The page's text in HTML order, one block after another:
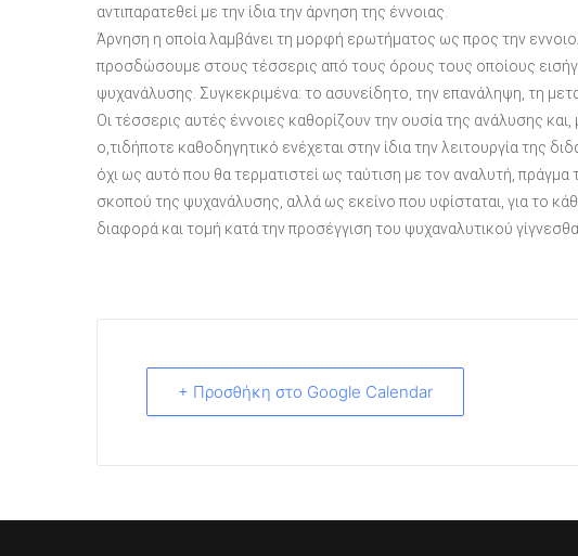
αντιπαρατεθεί με την ίδια την άρνηση της έννοιας.
Άρνηση η οποία λαμβάνει τη μορφή ερωτήματος ως προς την
προσδώσουμε στους τέσσερις από τους όρους τους οποίους
ψυχανάλυσης. Συγκεκριμένα: το ασυνείδητο, την επανάληψη, τη
Οι τέσσερις αυτές έννοιες καθορίζουν την ουσία της ανάλυσης
ο,τιδήποτε καθοδηγητικό ενέχεται στην ίδια την λειτουργία της
όχι ως αυτό που θα τερματιστεί ως ταύτιση με τον αναλυτή,
σκοπού της ψυχανάλυσης, αλλά ως εκείνο που υφίσταται, για το
διαφορά και τομή κατά την προσέγγιση του ψυχαναλυτικού
+ Προσθήκη στο Google Calendar